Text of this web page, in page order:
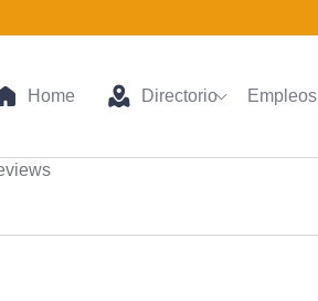
Home Directorio Empleos